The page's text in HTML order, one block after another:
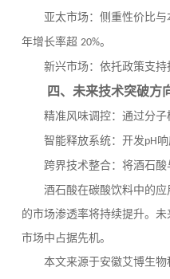
亚太市场：侧重性价比
年增长率超 20%。
新兴市场：依托政策支
四、未来技术突破方
精准风味调控：通过分
智能释放系统：开发pH
跨界技术整合：将酒石
酒石酸在碳酸饮料中的
的市场渗透率将持续提升。
市场中占据先机。
本文来源于安徽艾博生物